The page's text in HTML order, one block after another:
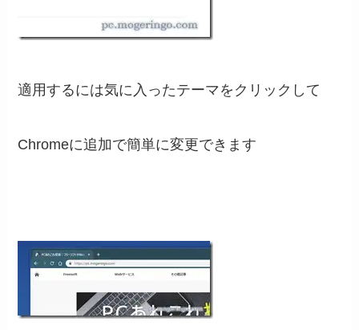
適用するには気に入ったテーマをクリックして
Chromeに追加で簡単に変更できます